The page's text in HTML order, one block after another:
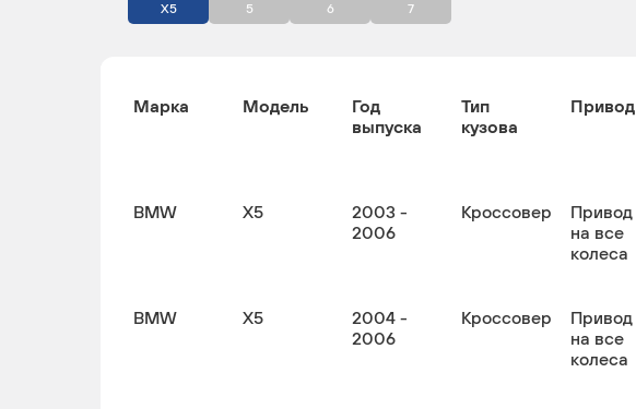
X5 5 6 7
Марка Модель
Год
выпуска
Тип
кузова
Привод
BMW X5
2003 -
2006
Кроссовер
Привод
на все
колеса
BMW X5
2004 -
2006
Кроссовер
Привод
на все
колеса